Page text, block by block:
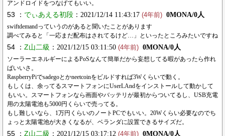
アンドロイドをつなげてもいい。
53 ： でぃあえる初段 ：2021/12/14 11:43:17 (4年前) 0MONA/0人
swiftdemandっていうのがあると聞いたことがあります
調べてみると「一応まだ配布はされてるけど…」といったところみたいですね
54 ： Z山二級 ：2021/12/15 03:11:50 (4年前) 0MONA/0人
ソーラーエネルギーによるPoSなんて簡単だから妄想してる暇があったら作れ
ばいいさ。
RaspberryPiでsadegoとかneetcoinをビルドすれば3Wくらいで動く。
もしくは、余ってるスマートフォンにUserLAndをインストールして動かして
もいい。スマートフォンなら画面やバッテリが最初からついてるし、USB充電
用の太陽電池も5000円くらいで売ってる。
もし難しいなら、1万円くらいのノートPCでもいい。20Wくらい必要なのでち
ょっと太陽電池が大きくなるが、ベランダに設置できるサイズだ。
55 ： Z山二級 ：2021/12/15 03:17:12 (4年前) 0MONA/0人